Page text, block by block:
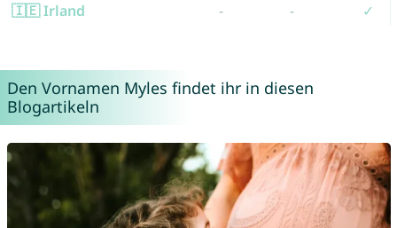
🇮🇪 Irland
- - ✓
Den Vornamen Myles findet ihr in diesen
Blogartikeln